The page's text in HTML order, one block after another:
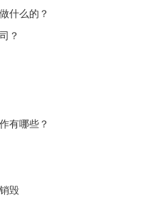
什么的？
？
有哪些？
毁